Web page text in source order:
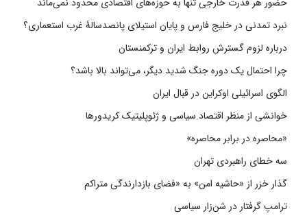
نبرد تمدنی در خلیج فارس و پایان استیلای پانصدسالۀ غرب استعماری؟
درباره لزوم گسترش روابط ایران و ترکمنستان
چرا احتمال یک دوره جنگ شدید دیگر، می‌تواند بالا باشد؟
الگوی اسرائیلی اوکراین در قبال ایران
خوانشی از منظر اقتصاد سیاسی و ژئوپلیتیک کریدورها
«محاصره در برابر محاصره»
سه خطای راهبردی تهران
گذار خزر از «حاشیه امن» به «فضای بازدارندگی متراکم
ترامپ گرفتار در شن‌زار سیاسی